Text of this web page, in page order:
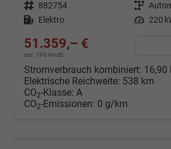
Fahrzeugnr. 882754 Getriebe
Kraftstoff Elektro Leistung 220
51.359,– €
incl. 19% MwSt.
Stromverbrauch kombiniert: 16,90
Elektrische Reichweite: 538 km
CO2-Klasse: A
CO2-Emissionen: 0 g/km